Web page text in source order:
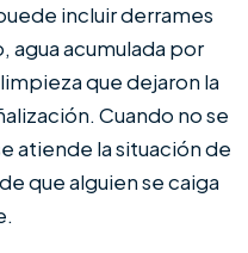
incluir derrames
agua acumulada por
que dejaron la
Cuando no se
atiende la situación de
que alguien se caiga